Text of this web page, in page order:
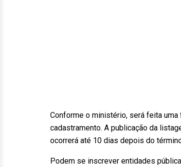
Conforme o ministério, será feita uma
cadastramento. A publicação da
ocorrerá até 10 dias depois do
Podem se inscrever entidades